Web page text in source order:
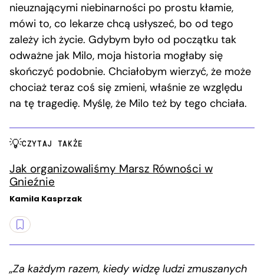
nieuznającymi niebinarności po prostu kłamie,
mówi to, co lekarze chcą usłyszeć, bo od tego
zależy ich życie. Gdybym było od początku tak
odważne jak Milo, moja historia mogłaby się
skończyć podobnie. Chciałobym wierzyć, że może
chociaż teraz coś się zmieni, właśnie ze względu
na tę tragedię. Myślę, że Milo też by tego chciała.
CZYTAJ TAKŻE
Jak organizowaliśmy Marsz Równości w
Gnieźnie
Kamila Kasprzak
„Za każdym razem, kiedy widzę ludzi zmuszanych